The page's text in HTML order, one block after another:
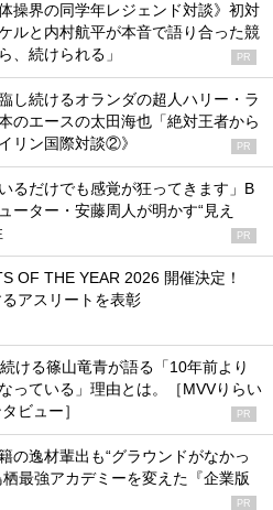
操界の同学年レジェンド対談》初対
ルと内村航平が本音で語り合った競
、続けられる」
PR
し続けるオランダの超人ハリー・ラ
のエースの太田海也「絶対王者から
リン国際対談②》
PR
るだけでも感覚が狂ってきます」B
ーター・安藤周人が明かす“見え
PR
OF THE YEAR 2026 開催決定！
アスリートを表彰
ける篠山竜青が語る「10年前より
っている」理由とは。［MVVりらい
ビュー］
PR
の逸材輩出も“グラウンドがなかっ
最強アカデミーを変えた『企業版
PR